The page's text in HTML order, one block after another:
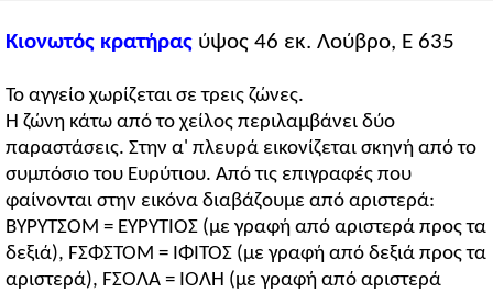
Κιονωτός κρατήρας ύψος 46 εκ. Λούβρο, Ε 635
Το αγγείο χωρίζεται σε τρεις ζώνες.
Η ζώνη κάτω από το χείλος περιλαμβάνει δύο
παραστάσεις. Στην α' πλευρά εικονίζεται σκηνή από το
συμπόσιο του Ευρύτιου. Από τις επιγραφές που
φαίνονται στην εικόνα διαβάζουμε από αριστερά:
ΒΥΡΥΤΣΟΜ = ΕΥΡΥΤΙΟΣ (με γραφή από αριστερά προς τα
δεξιά), FΣΦΣΤΟΜ = ΙΦΙΤΟΣ (με γραφή από δεξιά προς τα
αριστερά), FΣΟΛΑ = ΙΟΛΗ (με γραφή από αριστερά